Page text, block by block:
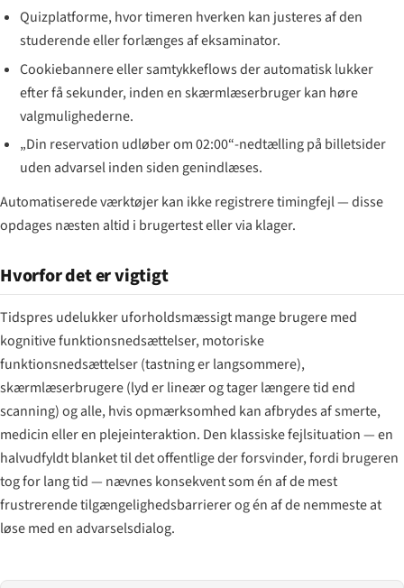
Quizplatforme, hvor timeren hverken kan justeres af den
studerende eller forlænges af eksaminator.
Cookiebannere eller samtykkeflows der automatisk lukker
efter få sekunder, inden en skærmlæserbruger kan høre
valgmulighederne.
„Din reservation udløber om 02:00“-nedtælling på billetsider
uden advarsel inden siden genindlæses.
Automatiserede værktøjer kan ikke registrere timingfejl — disse
opdages næsten altid i brugertest eller via klager.
Hvorfor det er vigtigt
Tidspres udelukker uforholdsmæssigt mange brugere med
kognitive funktionsnedsættelser, motoriske
funktionsnedsættelser (tastning er langsommere),
skærmlæserbrugere (lyd er lineær og tager længere tid end
scanning) og alle, hvis opmærksomhed kan afbrydes af smerte,
medicin eller en plejeinteraktion. Den klassiske fejlsituation — en
halvudfyldt blanket til det offentlige der forsvinder, fordi brugeren
tog for lang tid — nævnes konsekvent som én af de mest
frustrerende tilgængeligheds­barrierer og én af de nemmeste at
løse med en advarselsdialog.